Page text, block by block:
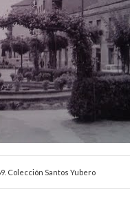
Colección Santos Yubero